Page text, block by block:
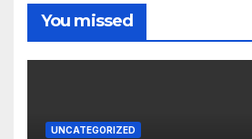
You missed
UNCATEGORIZED